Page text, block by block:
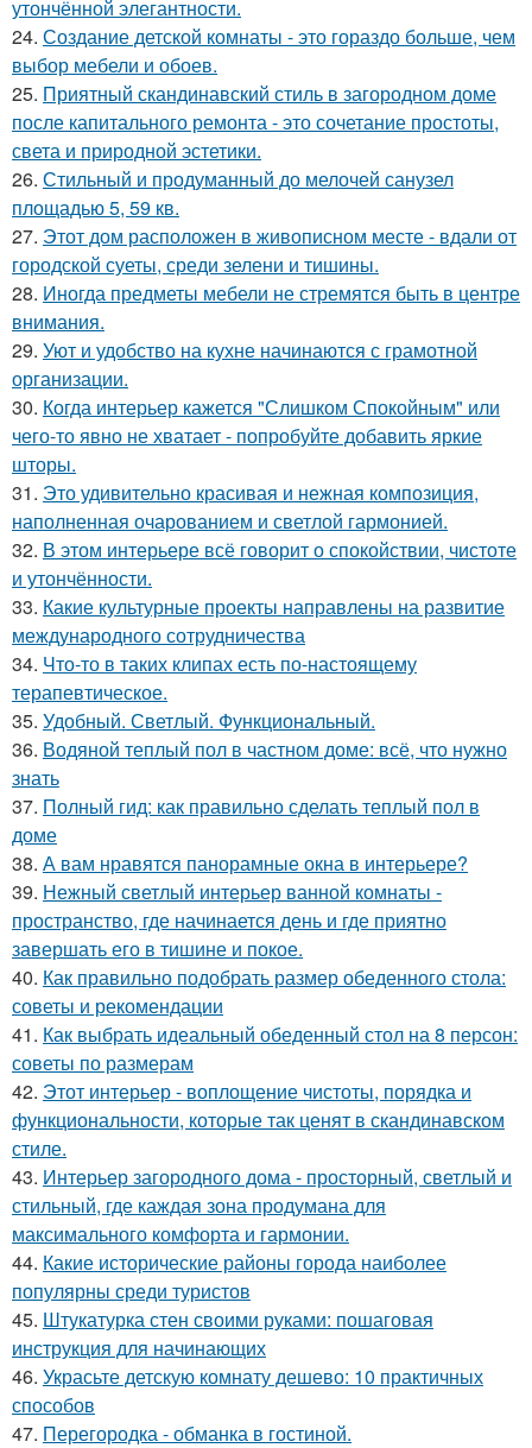
утончённой элегантности.
24. Создание детской комнаты - это гораздо больше, чем
выбор мебели и обоев.
25. Приятный скандинавский стиль в загородном доме
после капитального ремонта - это сочетание простоты,
света и природной эстетики.
26. Стильный и продуманный до мелочей санузел
площадью 5, 59 кв.
27. Этот дом расположен в живописном месте - вдали от
городской суеты, среди зелени и тишины.
28. Иногда предметы мебели не стремятся быть в центре
внимания.
29. Уют и удобство на кухне начинаются с грамотной
организации.
30. Когда интерьер кажется "Слишком Спокойным" или
чего-то явно не хватает - попробуйте добавить яркие
шторы.
31. Это удивительно красивая и нежная композиция,
наполненная очарованием и светлой гармонией.
32. В этом интерьере всё говорит о спокойствии, чистоте
и утончённости.
33. Какие культурные проекты направлены на развитие
международного сотрудничества
34. Что-то в таких клипах есть по-настоящему
терапевтическое.
35. Удобный. Светлый. Функциональный.
36. Водяной теплый пол в частном доме: всё, что нужно
знать
37. Полный гид: как правильно сделать теплый пол в
доме
38. А вам нравятся панорамные окна в интерьере?
39. Нежный светлый интерьер ванной комнаты -
пространство, где начинается день и где приятно
завершать его в тишине и покое.
40. Как правильно подобрать размер обеденного стола:
советы и рекомендации
41. Как выбрать идеальный обеденный стол на 8 персон:
советы по размерам
42. Этот интерьер - воплощение чистоты, порядка и
функциональности, которые так ценят в скандинавском
стиле.
43. Интерьер загородного дома - просторный, светлый и
стильный, где каждая зона продумана для
максимального комфорта и гармонии.
44. Какие исторические районы города наиболее
популярны среди туристов
45. Штукатурка стен своими руками: пошаговая
инструкция для начинающих
46. Украсьте детскую комнату дешево: 10 практичных
способов
47. Перегородка - обманка в гостиной.